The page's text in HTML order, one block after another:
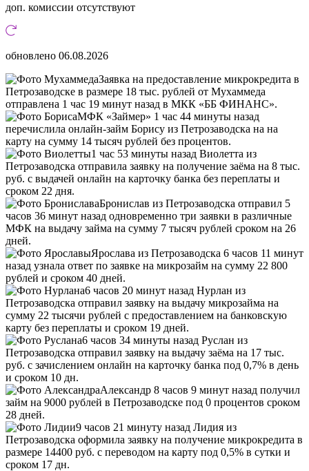
доп. комиссии отсутствуют
обновлено 06.08.2026
Заявка на предоставление микрокредита в
Петрозаводске в размере 18 тыс. рублей от Мухаммеда
отправлена 1 час 19 минут назад в МКК «ББ ФИНАНС».
МФК «Займер» 1 час 44 минуты назад
перечислила онлайн-займ Борису из Петрозаводска на на
карту на сумму 14 тысяч рублей без процентов.
1 час 53 минуты назад Виолетта из
Петрозаводска отправила заявку на получение заёма на 8 тыс.
руб. с выдачей онлайн на карточку банка без переплаты и
сроком 22 дня.
Бронислав из Петрозаводска отправил 5
часов 36 минут назад одновременно три заявки в различные
МФК на выдачу займа на сумму 7 тысяч рублей сроком на 26
дней.
Ярослава из Петрозаводска 6 часов 11 минут
назад узнала ответ по заявке на микрозайм на сумму 22 800
рублей и сроком 40 дней.
6 часов 20 минут назад Нурлан из
Петрозаводска отправил заявку на выдачу микрозайма на
сумму 22 тысячи рублей с предоставлением на банковскую
карту без переплаты и сроком 19 дней.
6 часов 34 минуты назад Руслан из
Петрозаводска отправил заявку на выдачу заёма на 17 тыс.
руб. с зачислением онлайн на карточку банка под 0,7% в день
и сроком 10 дн.
Александр 8 часов 9 минут назад получил
займ на 9000 рублей в Петрозаводске под 0 процентов сроком
28 дней.
9 часов 21 минуту назад Лидия из
Петрозаводска оформила заявку на получение микрокредита в
размере 14400 руб. с переводом на карту под 0,5% в сутки и
сроком 17 дн.